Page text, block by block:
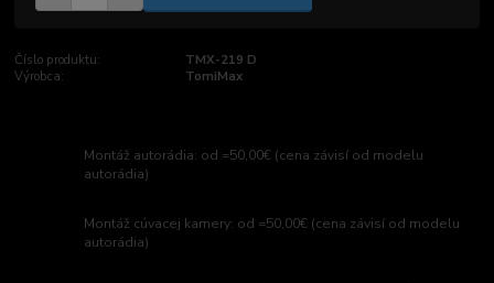
Číslo produktu:
TMX-219 D
Výrobca:
TomiMax
Montáž autorádia: od =50,00€ (cena závisí od modelu
autorádia)
Montáž cúvacej kamery: od =50,00€ (cena závisí od modelu
autorádia)